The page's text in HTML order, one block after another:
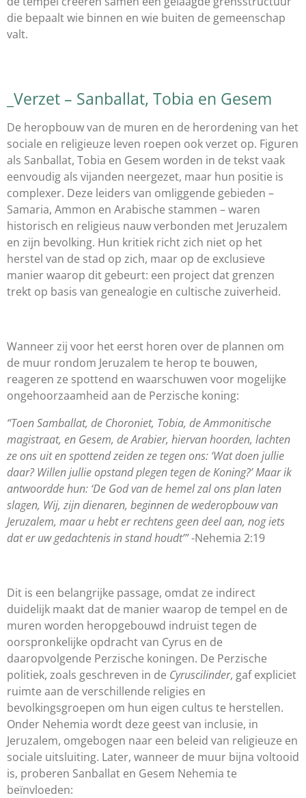
die bepaalt wie binnen en wie buiten de gemeenschap
valt.
_Verzet – Sanballat, Tobia en Gesem
De heropbouw van de muren en de herordening van het
sociale en religieuze leven roepen ook verzet op. Figuren
als Sanballat, Tobia en Gesem worden in de tekst vaak
eenvoudig als vijanden neergezet, maar hun positie is
complexer. Deze leiders van omliggende gebieden –
Samaria, Ammon en Arabische stammen – waren
historisch en religieus nauw verbonden met Jeruzalem
en zijn bevolking. Hun kritiek richt zich niet op het
herstel van de stad op zich, maar op de exclusieve
manier waarop dit gebeurt: een project dat grenzen
trekt op basis van genealogie en cultische zuiverheid.
Wanneer zij voor het eerst horen over de plannen om
de muur rondom Jeruzalem te herop te bouwen,
reageren ze spottend en waarschuwen voor mogelijke
ongehoorzaamheid aan de Perzische koning:
“Toen Samballat, de Choroniet, Tobia, de Ammonitische
magistraat, en Gesem, de Arabier, hiervan hoorden, lachten
ze ons uit en spottend zeiden ze tegen ons: ‘Wat doen jullie
daar? Willen jullie opstand plegen tegen de Koning?’ Maar ik
antwoordde hun: ‘De God van de hemel zal ons plan laten
slagen, Wij, zijn dienaren, beginnen de wederopbouw van
Jeruzalem, maar u hebt er rechtens geen deel aan, nog iets
dat er uw gedachtenis in stand houdt’”-Nehemia 2:19
Dit is een belangrijke passage, omdat ze indirect
duidelijk maakt dat de manier waarop de tempel en de
muren worden heropgebouwd indruist tegen de
oorspronkelijke opdracht van Cyrus en de
daaropvolgende Perzische koningen. De Perzische
politiek, zoals geschreven in de Cyruscilinder, gaf expliciet
ruimte aan de verschillende religies en
bevolkingsgroepen om hun eigen cultus te herstellen.
Onder Nehemia wordt deze geest van inclusie, in
Jeruzalem, omgebogen naar een beleid van religieuze en
sociale uitsluiting. Later, wanneer de muur bijna voltooid
is, proberen Sanballat en Gesem Nehemia te
beïnvloeden: